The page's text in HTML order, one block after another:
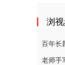
浏
百年长
老师手